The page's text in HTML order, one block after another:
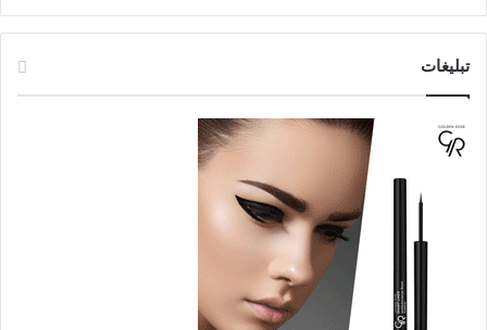
تبلیغات